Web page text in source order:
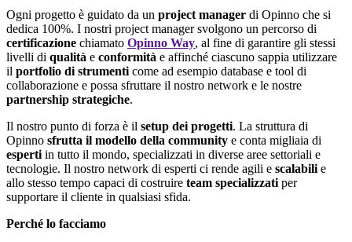
Ogni progetto è guidato da un project manager di Opinno che si
dedica 100%. I nostri project manager svolgono un percorso di
certificazione chiamato Opinno Way, al fine di garantire gli stessi
livelli di qualità e conformità e affinché ciascuno sappia utilizzare
il portfolio di strumenti come ad esempio database e tool di
collaborazione e possa sfruttare il nostro network e le nostre
partnership strategiche.
Il nostro punto di forza è il setup dei progetti. La struttura di
Opinno sfrutta il modello della community e conta migliaia di
esperti in tutto il mondo, specializzati in diverse aree settoriali e
tecnologie. Il nostro network di esperti ci rende agili e scalabili e
allo stesso tempo capaci di costruire team specializzati per
supportare il cliente in qualsiasi sfida.
Perché lo facciamo